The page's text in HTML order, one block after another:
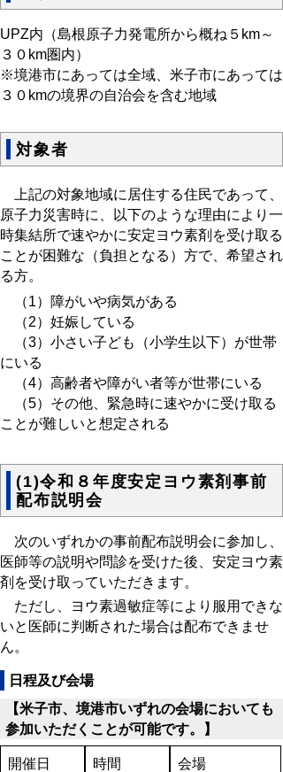
UPZ内（島根原子力発電所から概ね５km～
３０km圏内）
※境港市にあっては全域、米子市にあっては
３０kmの境界の自治会を含む地域
対象者
上記の対象地域に居住する住民であって、
原子力災害時に、以下のような理由により一
時集結所で速やかに安定ヨウ素剤を受け取る
ことが困難な（負担となる）方で、希望され
る方。
（1）障がいや病気がある
（2）妊娠している
（3）小さい子ども（小学生以下）が世帯
にいる
（4）高齢者や障がい者等が世帯にいる
（5）その他、緊急時に速やかに受け取る
ことが難しいと想定される
(1)令和８年度安定ヨウ素剤事前
配布説明会
次のいずれかの事前配布説明会に参加し、
医師等の説明や問診を受けた後、安定ヨウ素
剤を受け取っていただきます。
ただし、ヨウ素過敏症等により服用できな
いと医師に判断された場合は配布できませ
ん。
日程及び会場
【米子市、境港市いずれの会場においても
参加いただくことが可能です。】
開催日 時間 会場